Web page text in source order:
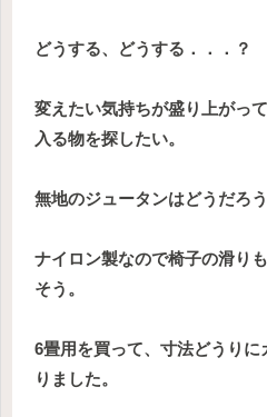
どうする、どうする．．．？
変えたい気持ちが盛り上がっ
入る物を探したい。
無地のジュータンはどうだろ
ナイロン製なので椅子の滑り
そう。
6畳用を買って、寸法どうり
りました。